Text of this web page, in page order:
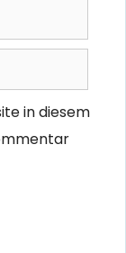
in diesem